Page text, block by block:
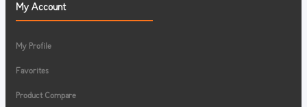
My Account
My Profile
Favorites
Product Compare